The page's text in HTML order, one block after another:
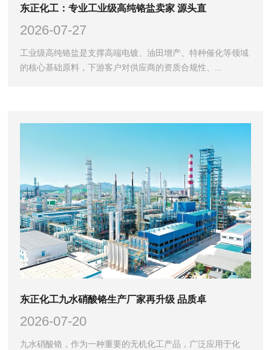
东正化工：专业工业级高纯铬盐卖家 源头直
2026-07-27
工业级高纯铬盐是支撑高端电镀、油田增产、特种催化等领域
的核心基础原料，下游客户对供应商的资质合规性、...
东正化工九水硝酸铬生产厂家再升级 品质卓
2026-07-20
九水硝酸铬，作为一种重要的无机化工产品，广泛应用于化